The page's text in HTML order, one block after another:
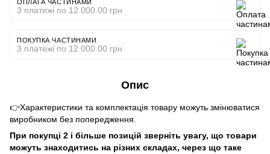
ОПЛАТА ЧАСТИНАМИ
3 платежі по 12 000.00 грн
ПОКУПКА ЧАСТИНАМИ
3 платежі по 12 000.00 грн
Опис
👉Характеристики та комплектація товару можуть змінюватися
виробником без попередження.
При покупці 2 і більше позицій зверніть увагу, що товари
можуть знаходитись на різних складах, через що таке